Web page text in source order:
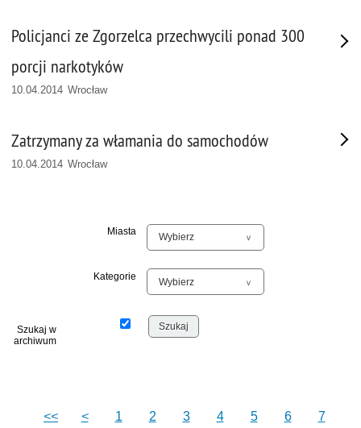
Policjanci ze Zgorzelca przechwycili ponad 300
porcji narkotyków
10.04.2014 Wrocław
Zatrzymany za włamania do samochodów
10.04.2014 Wrocław
Miasta
Kategorie
Szukaj w
archiwum
<< < 1 2 3 4 5 6 7